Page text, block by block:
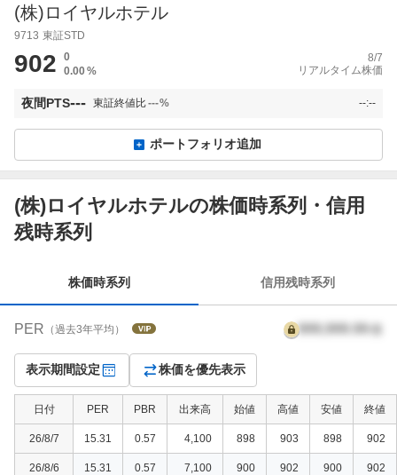
(株)ロイヤルホテル
9713 東証STD
902
0
0.00%
8/7
リアルタイム株価
夜間PTS--- 東証終値比---% --:--
ポートフォリオ追加
(株)ロイヤルホテルの株価時系列・信用
残時系列
価
列
株価時系列 信用残時系列
PER （過去3年平均） 999,999.99
表示期間設定 株価を優先表示
日付 PER PBR 出来高 始値 高値 安値 終値
26/8/7 15.31 0.57 4,100 898 903 898 902
26/8/6 15.31 0.57 7,100 900 902 900 902